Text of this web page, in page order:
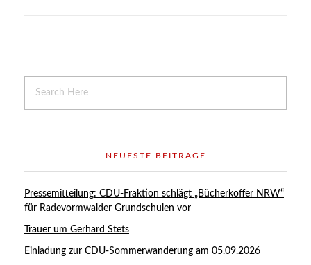
NEUESTE BEITRÄGE
Pressemitteilung: CDU-Fraktion schlägt „Bücherkoffer NRW“
für Radevormwalder Grundschulen vor
Trauer um Gerhard Stets
Einladung zur CDU-Sommerwanderung am 05.09.2026